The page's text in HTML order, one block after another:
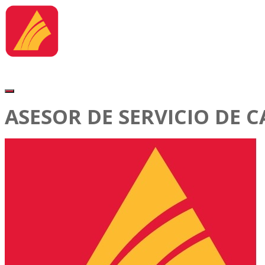
ASESOR DE SERVICIO DE